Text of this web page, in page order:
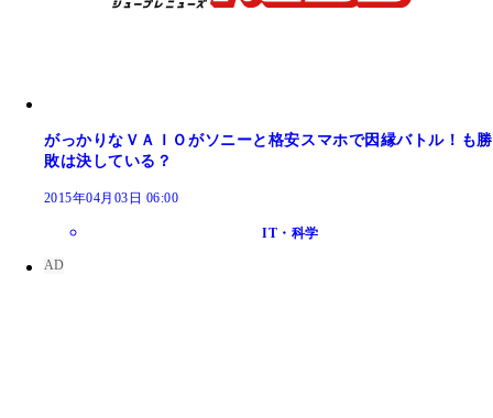
がっかりなＶＡＩＯがソニーと格安スマホで因縁バトル！も勝
敗は決している？
2015年04月03日 06:00
IT・科学